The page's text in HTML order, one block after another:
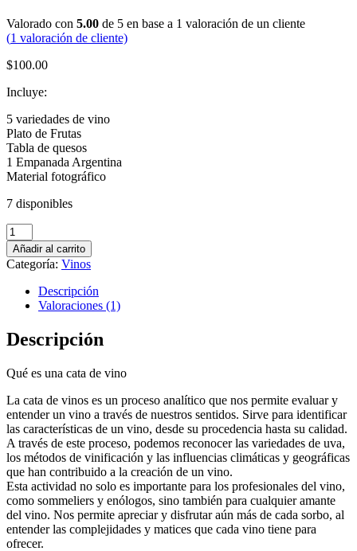
Valorado con 5.00 de 5 en base a 1 valoración de un cliente
(1 valoración de cliente)
$100.00
Incluye:
5 variedades de vino
Plato de Frutas
Tabla de quesos
1 Empanada Argentina
Material fotográfico
7 disponibles
Cata
de
vino
N°5
cantidad
Añadir al carrito
Categoría: Vinos
Descripción
Valoraciones (1)
Descripción
Qué es una cata de vino
La cata de vinos es un proceso analítico que nos permite evaluar y
entender un vino a través de nuestros sentidos. Sirve para identificar
las características de un vino, desde su procedencia hasta su calidad.
A través de este proceso, podemos reconocer las variedades de uva,
los métodos de vinificación y las influencias climáticas y geográficas
que han contribuido a la creación de un vino.
Esta actividad no solo es importante para los profesionales del vino,
como sommeliers y enólogos, sino también para cualquier amante
del vino. Nos permite apreciar y disfrutar aún más de cada sorbo, al
entender las complejidades y matices que cada vino tiene para
ofrecer.